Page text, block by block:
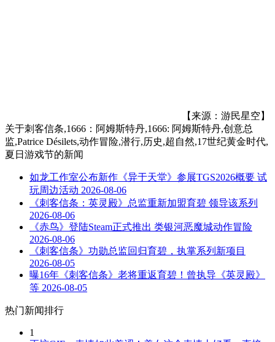
【来源：游民星空】
关于刺客信条,1666：阿姆斯特丹,1666: 阿姆斯特丹,创意总
监,Patrice Désilets,动作冒险,潜行,历史,超自然,17世纪黄金时代,
夏日游戏节的新闻
如龙工作室公布新作《异于天堂》参展TGS2026概要 试
玩周边活动 2026-08-06
《刺客信条：英灵殿》总监重新加盟育碧 领导该系列
2026-08-06
《赤鸟》登陆Steam正式推出 类银河恶魔城动作冒险
2026-08-06
《刺客信条》功勋总监回归育碧，执掌系列新项目
2026-08-05
曝16年《刺客信条》老将重返育碧！曾执导《英灵殿》
等 2026-08-05
热门新闻排行
1